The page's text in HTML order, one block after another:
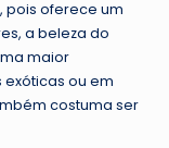
pois oferece um
a beleza do
maior
ou em
costuma ser